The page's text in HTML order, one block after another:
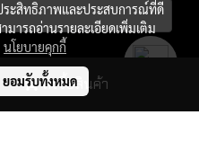
สั่งซื้อสินค้า
ระสิทธิภาพและประสบการณ์ที่ดี
มารถอ่านรายละเอียดเพิ่มเติม
นโยบายคุกกี้
ยอมรับทั้งหมด